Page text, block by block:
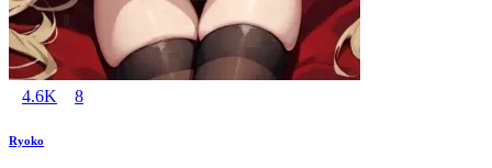
4.6K 8
Ryoko